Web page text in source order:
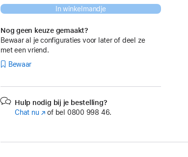
In winkelmandje
Nog geen keuze gemaakt?
Bewaar al je configuraties voor later of deel ze
met een vriend.
Bewaar
Hulp nodig bij je bestelling?
Chat nu (Wordt
venster
of bel 0800 998 46.